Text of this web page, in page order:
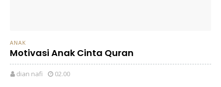
ANAK
Motivasi Anak Cinta Quran
dian nafi 02.00